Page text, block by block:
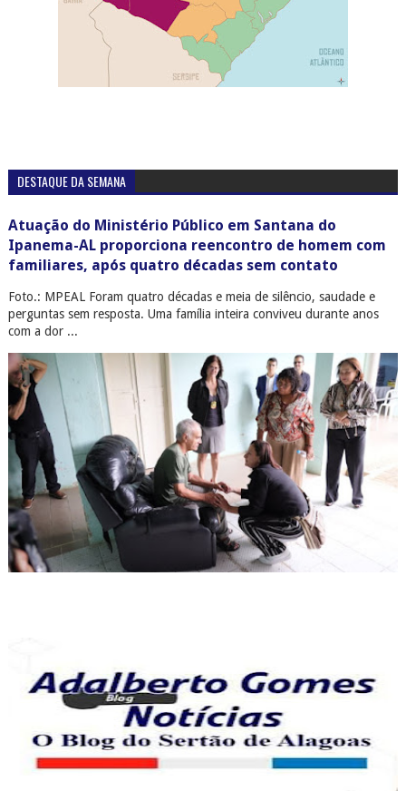
DESTAQUE DA SEMANA
Atuação do Ministério Público em Santana do
Ipanema-AL proporciona reencontro de homem com
familiares, após quatro décadas sem contato
Foto.: MPEAL Foram quatro décadas e meia de silêncio, saudade e
perguntas sem resposta. Uma família inteira conviveu durante anos
com a dor ...